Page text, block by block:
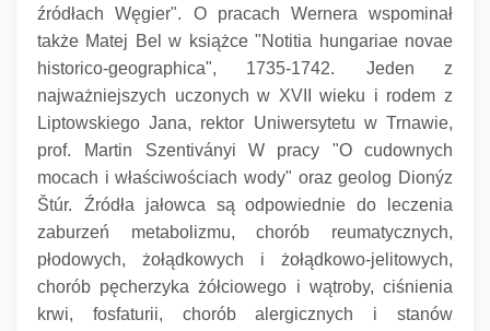
źródłach Węgier".
O pracach Wernera wspominał
także Matej Bel w książce "Notitia hungariae novae
historico-geographica", 1735-1742.
Jeden z
najważniejszych uczonych w XVII wieku i rodem z
Liptowskiego Jana, rektor Uniwersytetu w Trnawie,
prof.
Martin Szentiványi W pracy "O cudownych
mocach i właściwościach wody" oraz geolog Dionýz
Štúr.
Źródła jałowca są odpowiednie do leczenia
zaburzeń metabolizmu, chorób reumatycznych,
płodowych, żołądkowych i żołądkowo-jelitowych,
chorób pęcherzyka żółciowego i wątroby, ciśnienia
krwi, fosfaturii, chorób alergicznych i stanów